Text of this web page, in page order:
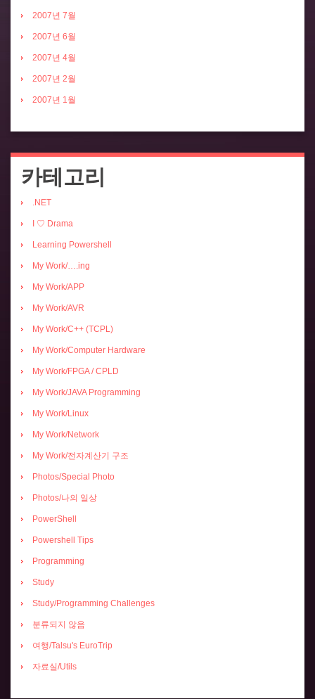
2007년 7월
2007년 6월
2007년 4월
2007년 2월
2007년 1월
카테고리
.NET
I ♡ Drama
Learning Powershell
My Work/….ing
My Work/APP
My Work/AVR
My Work/C++ (TCPL)
My Work/Computer Hardware
My Work/FPGA / CPLD
My Work/JAVA Programming
My Work/Linux
My Work/Network
My Work/전자계산기 구조
Photos/Special Photo
Photos/나의 일상
PowerShell
Powershell Tips
Programming
Study
Study/Programming Challenges
분류되지 않음
여행/Talsu's EuroTrip
자료실/Utils